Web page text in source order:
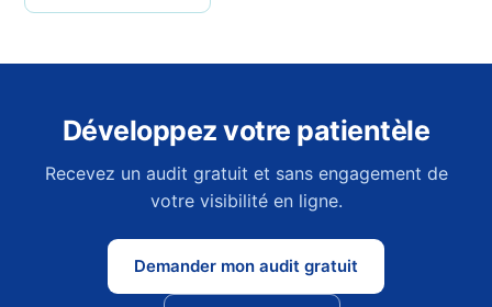
Développez votre patientèle
Recevez un audit gratuit et sans engagement de
votre visibilité en ligne.
Demander mon audit gratuit